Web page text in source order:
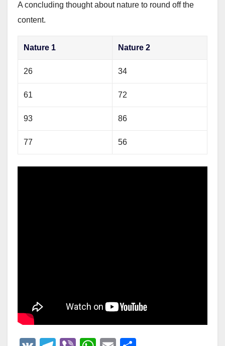
A concluding thought about nature to round off the
content.
Nature 1 Nature 2
26 34
61 72
93 86
77 56